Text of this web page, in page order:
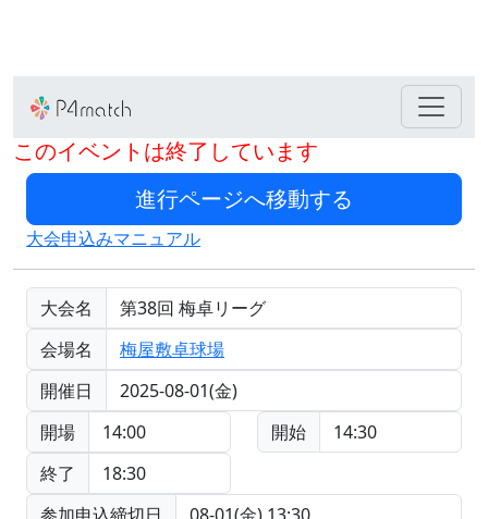
このイベントは終了しています
大会申込みマニュアル
大会名
第38回 梅卓リーグ
会場名
梅屋敷卓球場
開催日
2025-08-01(金)
開場
14:00 開始
14:30
終了
18:30